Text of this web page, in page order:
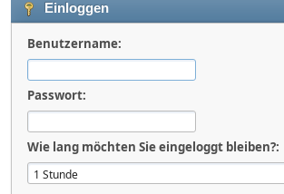
Einloggen
Benutzername:
Passwort:
Wie lang möchten Sie eingeloggt bleiben?: